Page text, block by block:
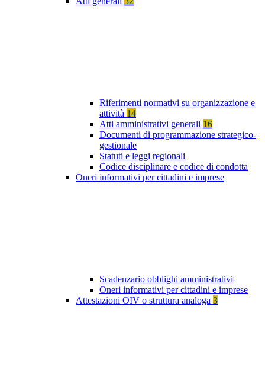
Riferimenti normativi su organizzazione e
attività 14
Atti amministrativi generali 16
Documenti di programmazione strategico-
gestionale
Statuti e leggi regionali
Codice disciplinare e codice di condotta
Oneri informativi per cittadini e imprese
Scadenzario obblighi amministrativi
Oneri informativi per cittadini e imprese
Attestazioni OIV o struttura analoga 3